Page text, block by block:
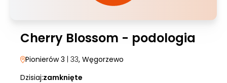
Cherry Blossom - podologia
Pionierów 3 | 33, Węgorzewo
Dzisiaj:zamknięte